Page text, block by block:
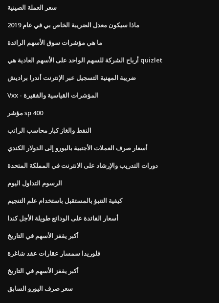
سعر العملة الصينية
ماذا سيكون معدل الضريبة الخاص بي في عام 2019
ما هي مؤشرات سوق الأسهم الرائدة
أرباح الشركة للسهم الواحد على الأسهم العادية هي quizlet
ضريبة المهنية التسجيل عبر الإنترنت أندرا براديش
Vxx - المؤشرات القياسية والفقيرة
مؤشر sp 400
النفط والغاز كبار محاسب الراتب
أسعار صرف العملات الأجنبية باليورو إلى الدولار الكندي
دورات التدريب والإرشاد على الانترنت في المملكة المتحدة
الرسوم التداول اليوم
كيفية التنبؤ بالمستقبل باستخدام علم التنجيم
أسعار الفائدة على الودائع طويلة الأجل كندا
أكبر يقفز الأسهم في التاريخ
فلوريدا سمسار عقارات عقد شاغرة
أكبر يقفز الأسهم في التاريخ
سعر صرف اليورو السابق